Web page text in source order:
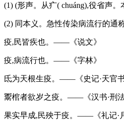
(1) (形声。从疒( chuáng),役省声。
(2) 同本义。急性传染病流行的通称
疫,民皆疾也。——《说文》
疫,病流行也。——《字林》
氐为天根生疫。——《史记·天官书
鬻棺者欲岁之疫。——《汉书·刑法
果实早成,民殃于疫。——《礼记·